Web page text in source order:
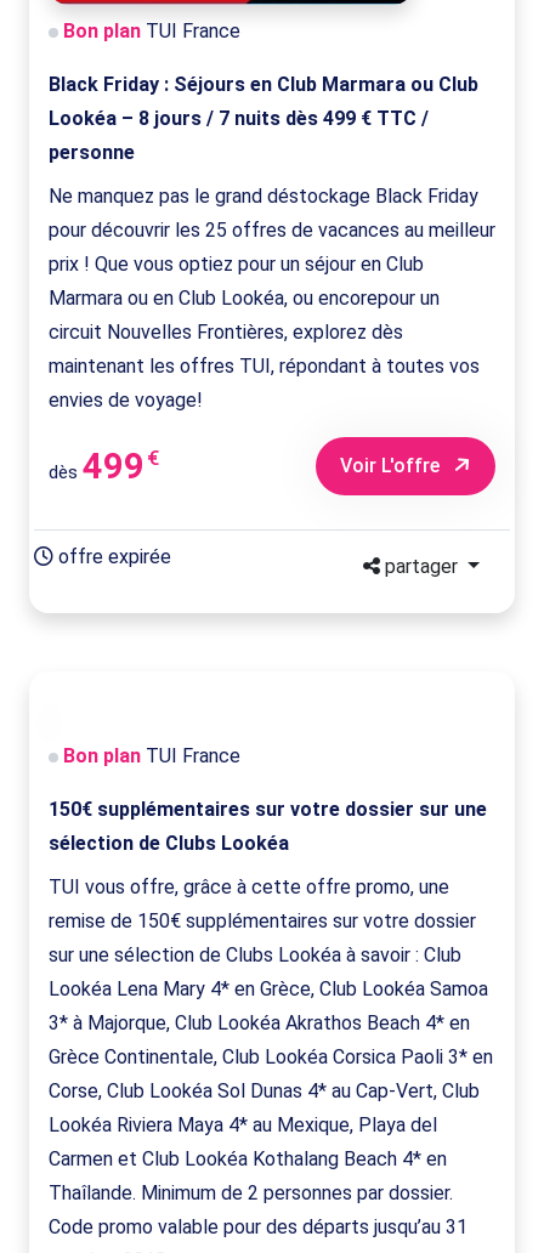
Bon plan TUI France
Black Friday : Séjours en Club Marmara ou Club
Lookéa – 8 jours / 7 nuits dès 499 € TTC /
personne
Ne manquez pas le grand déstockage Black Friday
pour découvrir les 25 offres de vacances au meilleur
prix ! Que vous optiez pour un séjour en Club
Marmara ou en Club Lookéa, ou encorepour un
circuit Nouvelles Frontières, explorez dès
maintenant les offres TUI, répondant à toutes vos
envies de voyage!
dès 499 € Voir L'offre
offre expirée partager
Bon plan TUI France
150€ supplémentaires sur votre dossier sur une
sélection de Clubs Lookéa
TUI vous offre, grâce à cette offre promo, une
remise de 150€ supplémentaires sur votre dossier
sur une sélection de Clubs Lookéa à savoir : Club
Lookéa Lena Mary 4* en Grèce, Club Lookéa Samoa
3* à Majorque, Club Lookéa Akrathos Beach 4* en
Grèce Continentale, Club Lookéa Corsica Paoli 3* en
Corse, Club Lookéa Sol Dunas 4* au Cap-Vert, Club
Lookéa Riviera Maya 4* au Mexique, Playa del
Carmen et Club Lookéa Kothalang Beach 4* en
Thaîlande. Minimum de 2 personnes par dossier.
Code promo valable pour des départs jusqu’au 31